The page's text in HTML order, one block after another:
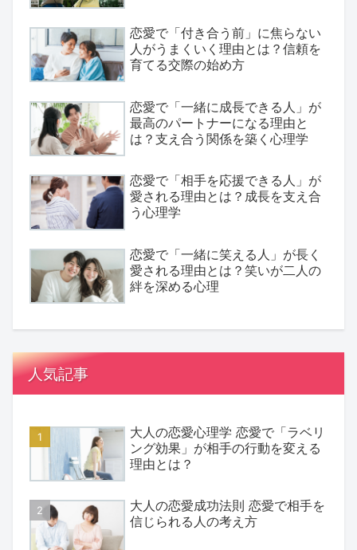
恋愛で「付き合う前」に焦らない
人がうまくいく理由とは？信頼を
育てる交際の始め方
恋愛で「一緒に成長できる人」が
最高のパートナーになる理由と
は？支え合う関係を築く心理学
恋愛で「相手を応援できる人」が
愛される理由とは？成長を支え合
う心理学
恋愛で「一緒に笑える人」が長く
愛される理由とは？笑いが二人の
絆を深める心理
人気記事
大人の恋愛心理学 恋愛で「ラベリ
ング効果」が相手の行動を変える
理由とは？
大人の恋愛成功法則 恋愛で相手を
信じられる人の考え方